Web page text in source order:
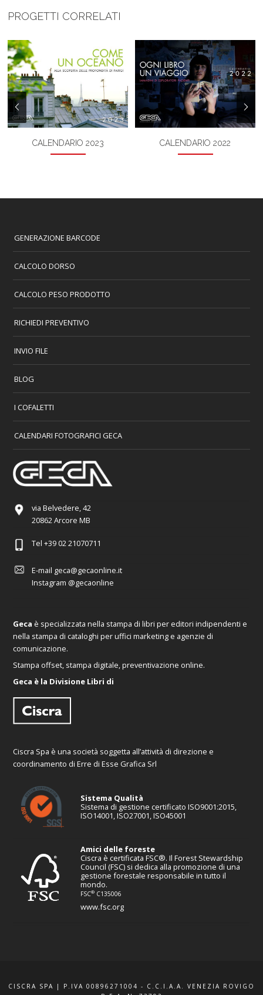
PROGETTI CORRELATI
CALENDARIO 2023 CALENDARIO 2022
GENERAZIONE BARCODE
CALCOLO DORSO
CALCOLO PESO PRODOTTO
RICHIEDI PREVENTIVO
INVIO FILE
BLOG
I COFALETTI
CALENDARI FOTOGRAFICI GECA
via Belvedere, 42
20862 Arcore MB
Tel +39 02 21070711
E-mail geca@gecaonline.it
Instagram @gecaonline
Geca è specializzata nella stampa di libri per editori indipendenti e
nella stampa di cataloghi per uffici marketing e agenzie di
comunicazione.
Stampa offset, stampa digitale, preventivazione online.
Geca è la Divisione Libri di
Ciscra Spa è una società soggetta all’attività di direzione e
coordinamento di Erre di Esse Grafica Srl
Sistema Qualità
Sistema di gestione certificato ISO9001:2015,
ISO14001, ISO27001, ISO45001
Amici delle foreste
Ciscra è certificata FSC®. Il Forest Stewardship
Council (FSC) si dedica alla promozione di una
gestione forestale responsabile in tutto il
mondo.
FSC® C135006
www.fsc.org
CISCRA SPA | P.IVA 00896271004 - C.C.I.A.A. VENEZIA ROVIGO